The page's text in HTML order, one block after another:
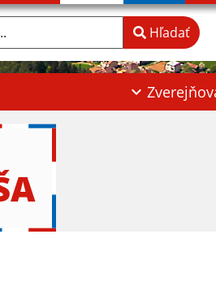
Hľadať